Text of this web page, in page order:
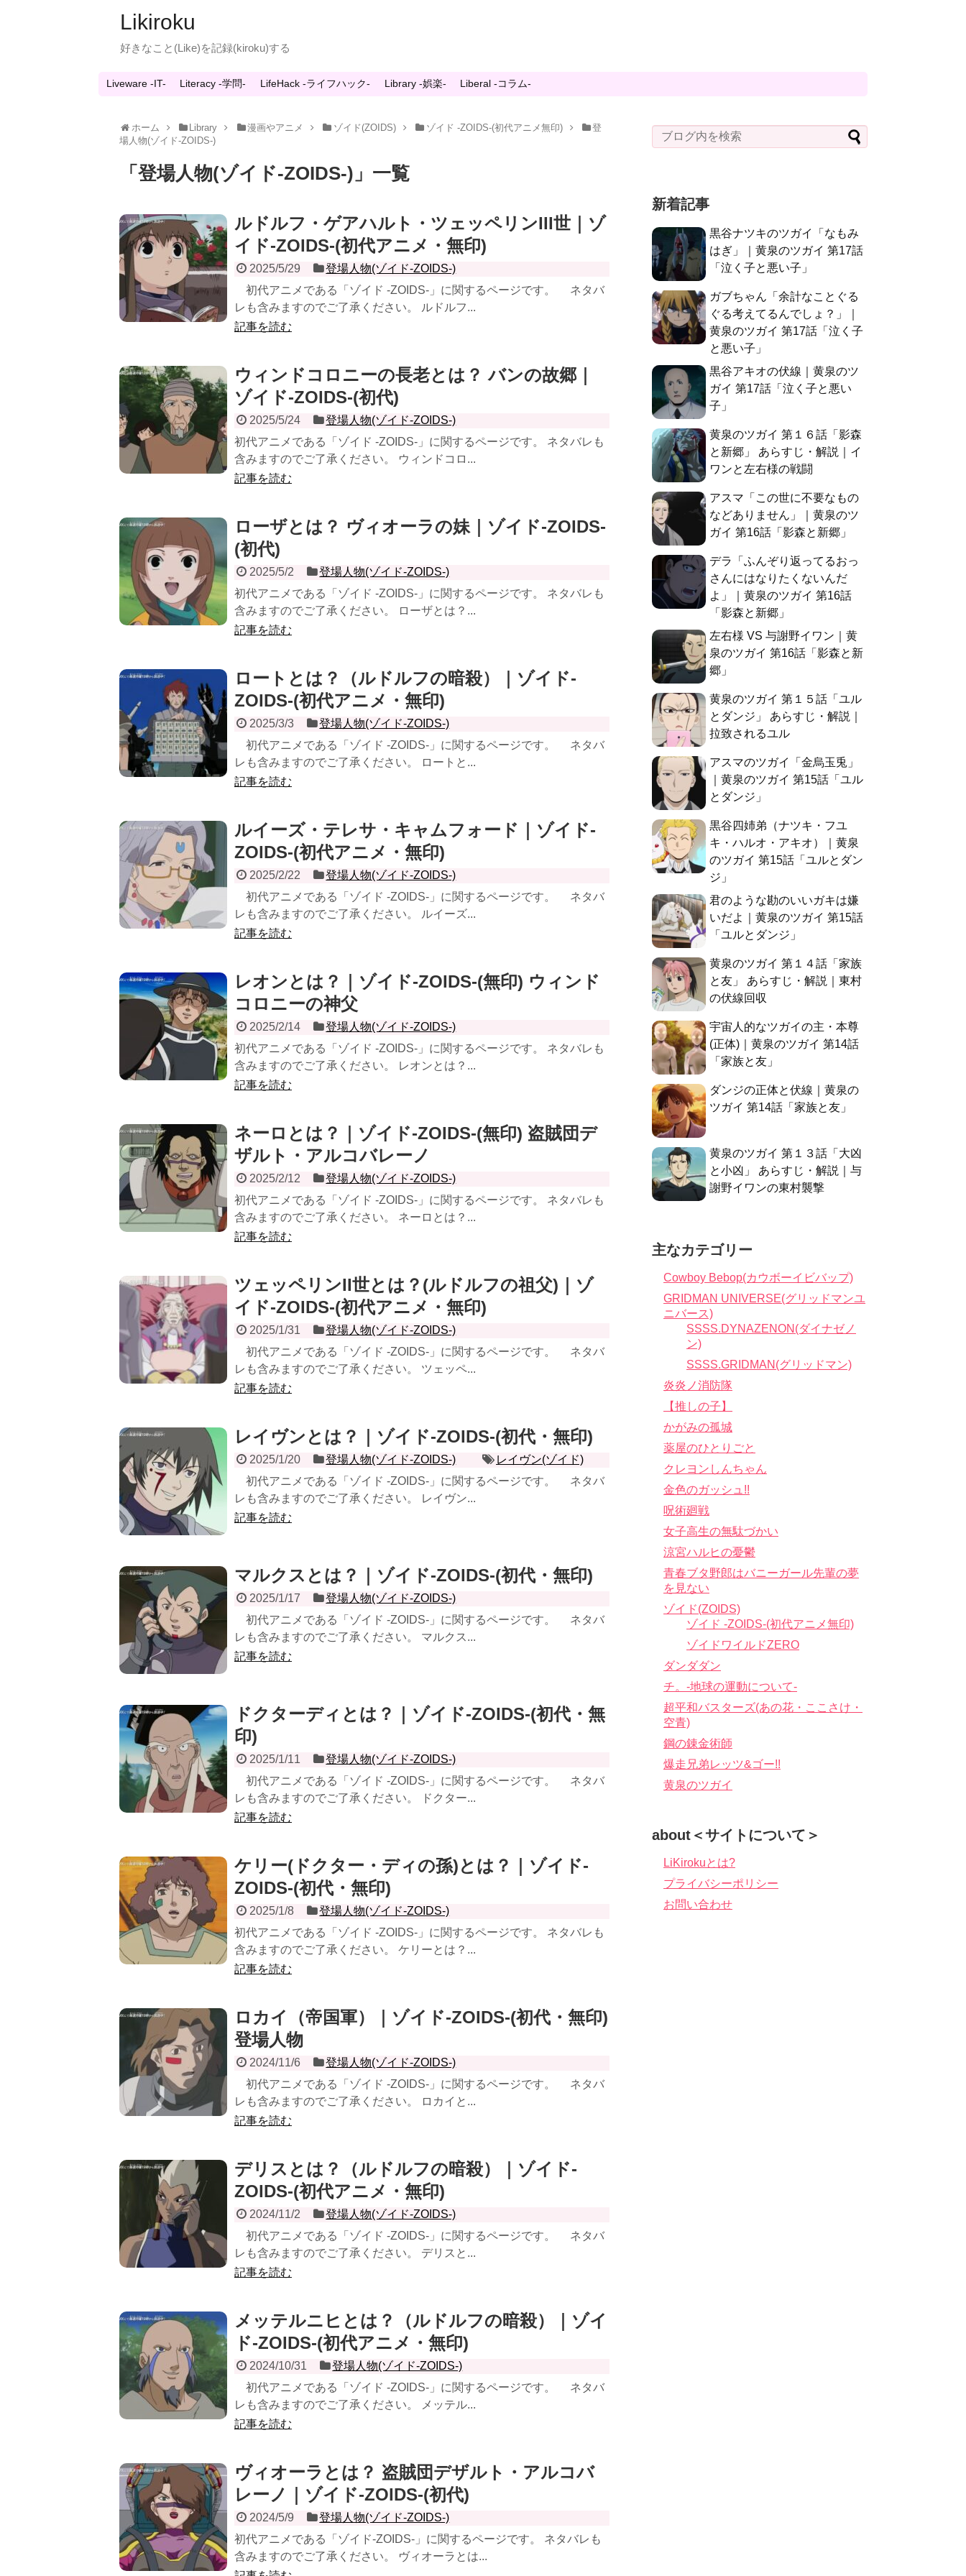
Likiroku
好きなこと(Like)を記録(kiroku)する
Liveware -IT- Literacy -学問- LifeHack -ライフハック- Library -娯楽- Liberal -コラム-
ホーム Library 漫画やアニメ ゾイド(ZOIDS) ゾイド -ZOIDS-(初代アニメ無印)
登
場人物(ゾイド-ZOIDS-)
「 登場人物(ゾイド-ZOIDS-) 」 一覧
ルドルフ・ゲアハルト・ツェッペリンIII世｜ゾ
イド-ZOIDS-(初代アニメ・無印)
2025/5/29
登場人物(ゾイド-ZOIDS-)
初代アニメである「ゾイド -ZOIDS-」に関するページです。 ネタバ
レも含みますのでご了承ください。 ルドルフ...
記事を読む
ウィンドコロニーの長老とは？ バンの故郷｜
ゾイド-ZOIDS-(初代)
2025/5/24
登場人物(ゾイド-ZOIDS-)
初代アニメである「ゾイド -ZOIDS-」に関するページです。 ネタバレも
含みますのでご了承ください。 ウィンドコロ...
記事を読む
ローザとは？ ヴィオーラの妹｜ゾイド-ZOIDS-
(初代)
2025/5/2
登場人物(ゾイド-ZOIDS-)
初代アニメである「ゾイド -ZOIDS-」に関するページです。 ネタバレも
含みますのでご了承ください。 ローザとは？...
記事を読む
ロートとは？（ルドルフの暗殺）｜ゾイド-
ZOIDS-(初代アニメ・無印)
2025/3/3
登場人物(ゾイド-ZOIDS-)
初代アニメである「ゾイド -ZOIDS-」に関するページです。 ネタバ
レも含みますのでご了承ください。 ロートと...
記事を読む
ルイーズ・テレサ・キャムフォード｜ゾイド-
ZOIDS-(初代アニメ・無印)
2025/2/22
登場人物(ゾイド-ZOIDS-)
初代アニメである「ゾイド -ZOIDS-」に関するページです。 ネタバ
レも含みますのでご了承ください。 ルイーズ...
記事を読む
レオンとは？｜ゾイド-ZOIDS-(無印) ウィンド
コロニーの神父
2025/2/14
登場人物(ゾイド-ZOIDS-)
初代アニメである「ゾイド -ZOIDS-」に関するページです。 ネタバレも
含みますのでご了承ください。 レオンとは？...
記事を読む
ネーロとは？｜ゾイド-ZOIDS-(無印) 盗賊団デ
ザルト・アルコバレーノ
2025/2/12
登場人物(ゾイド-ZOIDS-)
初代アニメである「ゾイド -ZOIDS-」に関するページです。 ネタバレも
含みますのでご了承ください。 ネーロとは？...
記事を読む
ツェッペリンII世とは？(ルドルフの祖父)｜ゾ
イド-ZOIDS-(初代アニメ・無印)
2025/1/31
登場人物(ゾイド-ZOIDS-)
初代アニメである「ゾイド -ZOIDS-」に関するページです。 ネタバ
レも含みますのでご了承ください。 ツェッペ...
記事を読む
レイヴンとは？｜ゾイド-ZOIDS-(初代・無印)
2025/1/20 登場人物(ゾイド-ZOIDS-)
レイヴン(ゾイド)
初代アニメである「ゾイド -ZOIDS-」に関するページです。 ネタバ
レも含みますのでご了承ください。 レイヴン...
記事を読む
マルクスとは？｜ゾイド-ZOIDS-(初代・無印)
2025/1/17
登場人物(ゾイド-ZOIDS-)
初代アニメである「ゾイド -ZOIDS-」に関するページです。 ネタバ
レも含みますのでご了承ください。 マルクス...
記事を読む
ドクターディとは？｜ゾイド-ZOIDS-(初代・無
印)
2025/1/11
登場人物(ゾイド-ZOIDS-)
初代アニメである「ゾイド -ZOIDS-」に関するページです。 ネタバ
レも含みますのでご了承ください。 ドクター...
記事を読む
ケリー(ドクター・ディの孫)とは？｜ゾイド-
ZOIDS-(初代・無印)
2025/1/8
登場人物(ゾイド-ZOIDS-)
初代アニメである「ゾイド -ZOIDS-」に関するページです。 ネタバレも
含みますのでご了承ください。 ケリーとは？...
記事を読む
ロカイ（帝国軍）｜ゾイド-ZOIDS-(初代・無印)
登場人物
2024/11/6
登場人物(ゾイド-ZOIDS-)
初代アニメである「ゾイド -ZOIDS-」に関するページです。 ネタバ
レも含みますのでご了承ください。 ロカイと...
記事を読む
デリスとは？（ルドルフの暗殺）｜ゾイド-
ZOIDS-(初代アニメ・無印)
2024/11/2
登場人物(ゾイド-ZOIDS-)
初代アニメである「ゾイド -ZOIDS-」に関するページです。 ネタバ
レも含みますのでご了承ください。 デリスと...
記事を読む
メッテルニヒとは？（ルドルフの暗殺）｜ゾイ
ド-ZOIDS-(初代アニメ・無印)
2024/10/31
登場人物(ゾイド-ZOIDS-)
初代アニメである「ゾイド -ZOIDS-」に関するページです。 ネタバ
レも含みますのでご了承ください。 メッテル...
記事を読む
ヴィオーラとは？ 盗賊団デザルト・アルコバ
レーノ｜ゾイド-ZOIDS-(初代)
2024/5/9
登場人物(ゾイド-ZOIDS-)
初代アニメである「ゾイド-ZOIDS-」に関するページです。 ネタバレも
含みますのでご了承ください。 ヴィオーラとは...
新着記事
黒谷ナツキのツガイ「なもみ
はぎ」｜黄泉のツガイ 第17話
「泣く子と悪い子」
ガブちゃん「余計なことぐる
ぐる考えてるんでしょ？」｜
黄泉のツガイ 第17話「泣く子
と悪い子」
黒谷アキオの伏線｜黄泉のツ
ガイ 第17話「泣く子と悪い
子」
黄泉のツガイ 第１６話「影森
と新郷」 あらすじ・解説｜イ
ワンと左右様の戦闘
アスマ「この世に不要なもの
などありません」｜黄泉のツ
ガイ 第16話「影森と新郷」
デラ「ふんぞり返ってるおっ
さんにはなりたくないんだ
よ」｜黄泉のツガイ 第16話
「影森と新郷」
左右様 VS 与謝野イワン｜黄
泉のツガイ 第16話「影森と新
郷」
黄泉のツガイ 第１５話「ユル
とダンジ」 あらすじ・解説｜
拉致されるユル
アスマのツガイ「金烏玉兎」
｜黄泉のツガイ 第15話「ユル
とダンジ」
黒谷四姉弟（ナツキ・フユ
キ・ハルオ・アキオ）｜黄泉
のツガイ 第15話「ユルとダン
ジ」
君のような勘のいいガキは嫌
いだよ｜黄泉のツガイ 第15話
「ユルとダンジ」
黄泉のツガイ 第１４話「家族
と友」 あらすじ・解説｜東村
の伏線回収
宇宙人的なツガイの主・本尊
(正体)｜黄泉のツガイ 第14話
「家族と友」
ダンジの正体と伏線｜黄泉の
ツガイ 第14話「家族と友」
黄泉のツガイ 第１３話「大凶
と小凶」 あらすじ・解説｜与
謝野イワンの東村襲撃
主なカテゴリー
Cowboy Bebop(カウボーイビバップ)
GRIDMAN UNIVERSE(グリッドマンユ
ニバース)
SSSS.DYNAZENON(ダイナゼノ
ン)
SSSS.GRIDMAN(グリッドマン)
炎炎ノ消防隊
【推しの子】
かがみの孤城
薬屋のひとりごと
クレヨンしんちゃん
金色のガッシュ!!
呪術廻戦
女子高生の無駄づかい
涼宮ハルヒの憂鬱
青春ブタ野郎はバニーガール先輩の夢
を見ない
ゾイド(ZOIDS)
ゾイド -ZOIDS-(初代アニメ無印)
ゾイドワイルドZERO
ダンダダン
チ。-地球の運動について-
超平和バスターズ(あの花・ここさけ・
空青)
鋼の錬金術師
爆走兄弟レッツ&ゴー!!
黄泉のツガイ
about＜サイトについて＞
LiKirokuとは?
プライバシーポリシー
お問い合わせ